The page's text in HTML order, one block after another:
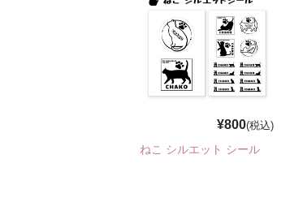
¥800(税込)
ねこ シルエット シール